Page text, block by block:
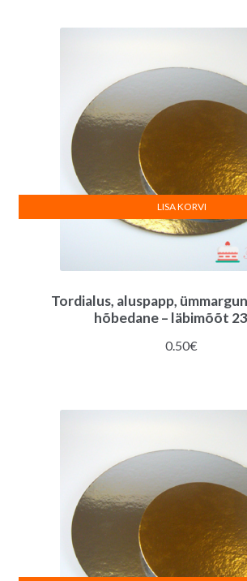
Tordialus, aluspapp,
hõbedane – läbimõõt
0.50€
LISA KORVI